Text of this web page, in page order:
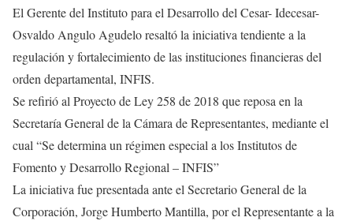
El Gerente del Instituto para el Desarrollo del Cesar- Idecesar-
Osvaldo Angulo Agudelo resaltó la iniciativa tendiente a la
regulación y fortalecimiento de las instituciones financieras del
orden departamental, INFIS.
Se refirió al Proyecto de Ley 258 de 2018 que reposa en la
Secretaría General de la Cámara de Representantes, mediante el
cual “Se determina un régimen especial a los Institutos de
Fomento y Desarrollo Regional – INFIS”
La iniciativa fue presentada ante el Secretario General de la
Corporación, Jorge Humberto Mantilla, por el Representante a la